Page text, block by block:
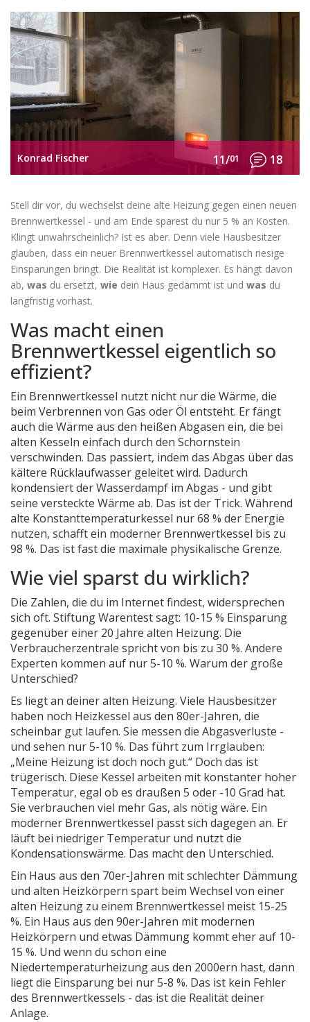
Konrad Fischer 11/01 18
Stell dir vor, du wechselst deine alte Heizung gegen einen neuen
Brennwertkessel - und am Ende sparest du nur 5 % an Kosten.
Klingt unwahrscheinlich? Ist es aber. Denn viele Hausbesitzer
glauben, dass ein neuer Brennwertkessel automatisch riesige
Einsparungen bringt. Die Realität ist komplexer. Es hängt davon
ab, was du ersetzt, wie dein Haus gedämmt ist und was du
langfristig vorhast.
Was macht einen
Brennwertkessel eigentlich so
effizient?
Ein Brennwertkessel nutzt nicht nur die Wärme, die
beim Verbrennen von Gas oder Öl entsteht. Er fängt
auch die Wärme aus den heißen Abgasen ein, die bei
alten Kesseln einfach durch den Schornstein
verschwinden. Das passiert, indem das Abgas über das
kältere Rücklaufwasser geleitet wird. Dadurch
kondensiert der Wasserdampf im Abgas - und gibt
seine versteckte Wärme ab. Das ist der Trick. Während
alte Konstanttemperaturkessel nur 68 % der Energie
nutzen, schafft ein moderner Brennwertkessel bis zu
98 %. Das ist fast die maximale physikalische Grenze.
Wie viel sparst du wirklich?
Die Zahlen, die du im Internet findest, widersprechen
sich oft. Stiftung Warentest sagt: 10-15 % Einsparung
gegenüber einer 20 Jahre alten Heizung. Die
Verbraucherzentrale spricht von bis zu 30 %. Andere
Experten kommen auf nur 5-10 %. Warum der große
Unterschied?
Es liegt an deiner alten Heizung. Viele Hausbesitzer
haben noch Heizkessel aus den 80er-Jahren, die
scheinbar gut laufen. Sie messen die Abgasverluste -
und sehen nur 5-10 %. Das führt zum Irrglauben:
„Meine Heizung ist doch noch gut.“ Doch das ist
trügerisch. Diese Kessel arbeiten mit konstanter hoher
Temperatur, egal ob es draußen 5 oder -10 Grad hat.
Sie verbrauchen viel mehr Gas, als nötig wäre. Ein
moderner Brennwertkessel passt sich dagegen an. Er
läuft bei niedriger Temperatur und nutzt die
Kondensationswärme. Das macht den Unterschied.
Ein Haus aus den 70er-Jahren mit schlechter Dämmung
und alten Heizkörpern spart beim Wechsel von einer
alten Heizung zu einem Brennwertkessel meist 15-25
%. Ein Haus aus den 90er-Jahren mit modernen
Heizkörpern und etwas Dämmung kommt eher auf 10-
15 %. Und wenn du schon eine
Niedertemperaturheizung aus den 2000ern hast, dann
liegt die Einsparung bei nur 5-8 %. Das ist kein Fehler
des Brennwertkessels - das ist die Realität deiner
Anlage.